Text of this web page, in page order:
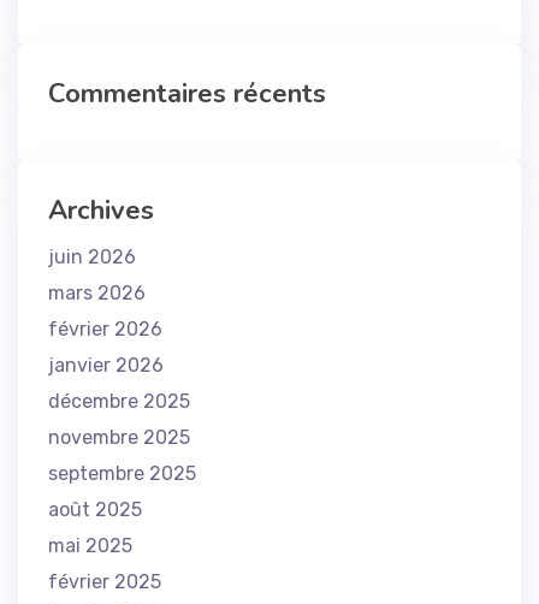
Commentaires récents
Archives
juin 2026
mars 2026
février 2026
janvier 2026
décembre 2025
novembre 2025
septembre 2025
août 2025
mai 2025
février 2025